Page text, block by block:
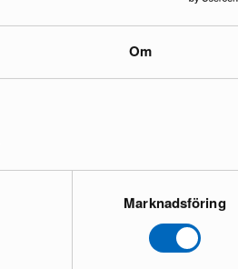
Om
Marknadsföring
1 varastossa ·
184 € 343 €